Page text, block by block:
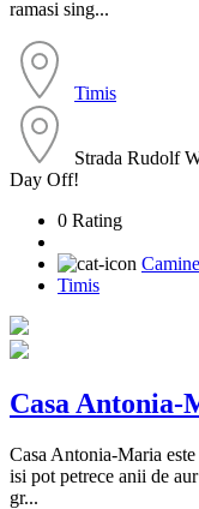
ramasi sing...
Timis
Strada Rudolf
Day Off!
0 Rating
Timis
Casa Antonia-
Casa Antonia-Maria
isi pot petrece anii de
gr...